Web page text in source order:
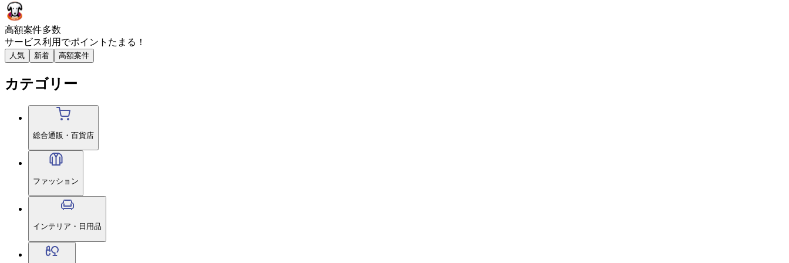
高額案件多数
サービス利用でポイント たまる！
人気 新着 高額案件
カテゴリー
総合通販・百貨店
ファッション
インテリア・日用品